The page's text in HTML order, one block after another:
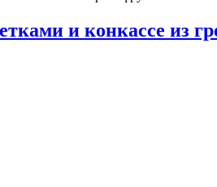
и конкассе из